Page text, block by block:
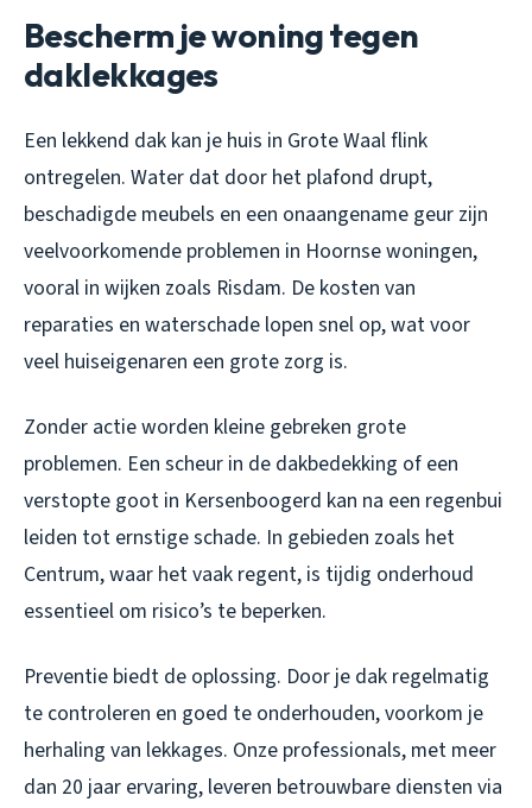
Bescherm je woning tegen
daklekkages
Een lekkend dak kan je huis in Grote Waal flink
ontregelen. Water dat door het plafond drupt,
beschadigde meubels en een onaangename geur zijn
veelvoorkomende problemen in Hoornse woningen,
vooral in wijken zoals Risdam. De kosten van
reparaties en waterschade lopen snel op, wat voor
veel huiseigenaren een grote zorg is.
Zonder actie worden kleine gebreken grote
problemen. Een scheur in de dakbedekking of een
verstopte goot in Kersenboogerd kan na een regenbui
leiden tot ernstige schade. In gebieden zoals het
Centrum, waar het vaak regent, is tijdig onderhoud
essentieel om risico’s te beperken.
Preventie biedt de oplossing. Door je dak regelmatig
te controleren en goed te onderhouden, voorkom je
herhaling van lekkages. Onze professionals, met meer
dan 20 jaar ervaring, leveren betrouwbare diensten via